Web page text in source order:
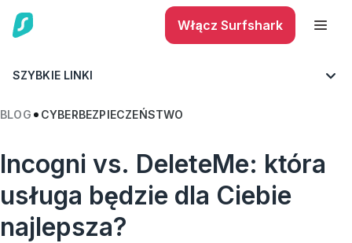
Włącz Surfshark
SZYBKIE LINKI
BLOG CYBERBEZPIECZEŃSTWO
Incogni vs. DeleteMe: która
usługa będzie dla Ciebie
najlepsza?